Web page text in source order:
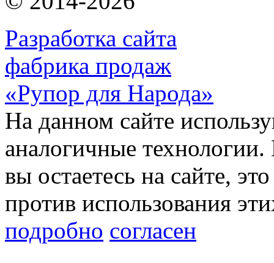
Разработка сайта
фабрика продаж
«Рупор для Народа»
На данном сайте
аналогичные
вы остаетесь на сайте,
против использования
подробно согласен